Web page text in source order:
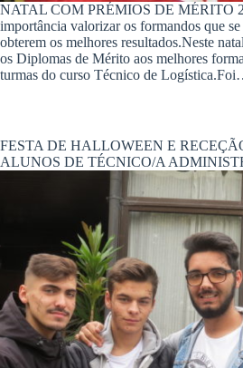
NATAL COM PRÉMIOS DE MÉRITO
importância valorizar os formandos que se
obterem os melhores resultados.Neste
os Diplomas de Mérito aos melhores
turmas do curso Técnico de
FESTA DE HALLOWEEN E
ALUNOS DE TÉCNICO/A